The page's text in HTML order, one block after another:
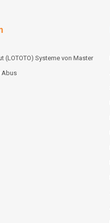
(LOTOTO) Systeme von Master
Abus